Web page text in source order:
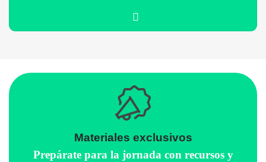
Materiales exclusivos
Prepárate para la jornada con recursos y